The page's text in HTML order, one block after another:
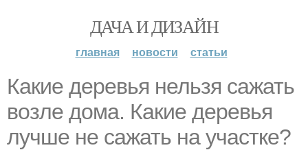
ДАЧА И ДИЗАЙН
главная новости статьи
Какие деревья нельзя сажать
возле дома. Какие деревья
лучше не сажать на участке?